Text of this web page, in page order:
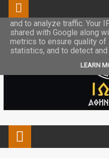
This site uses cookies
and to analyze traffic. Your
shared with Google along
metrics to ensure quality of
statistics, and to detect
LEARN